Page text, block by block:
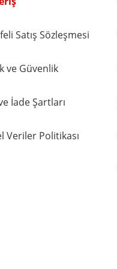
Satış Sözleşmesi
ve Güvenlik
İade Şartları
Veriler Politikası